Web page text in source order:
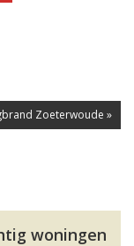
Zoeterwoude »
woningen